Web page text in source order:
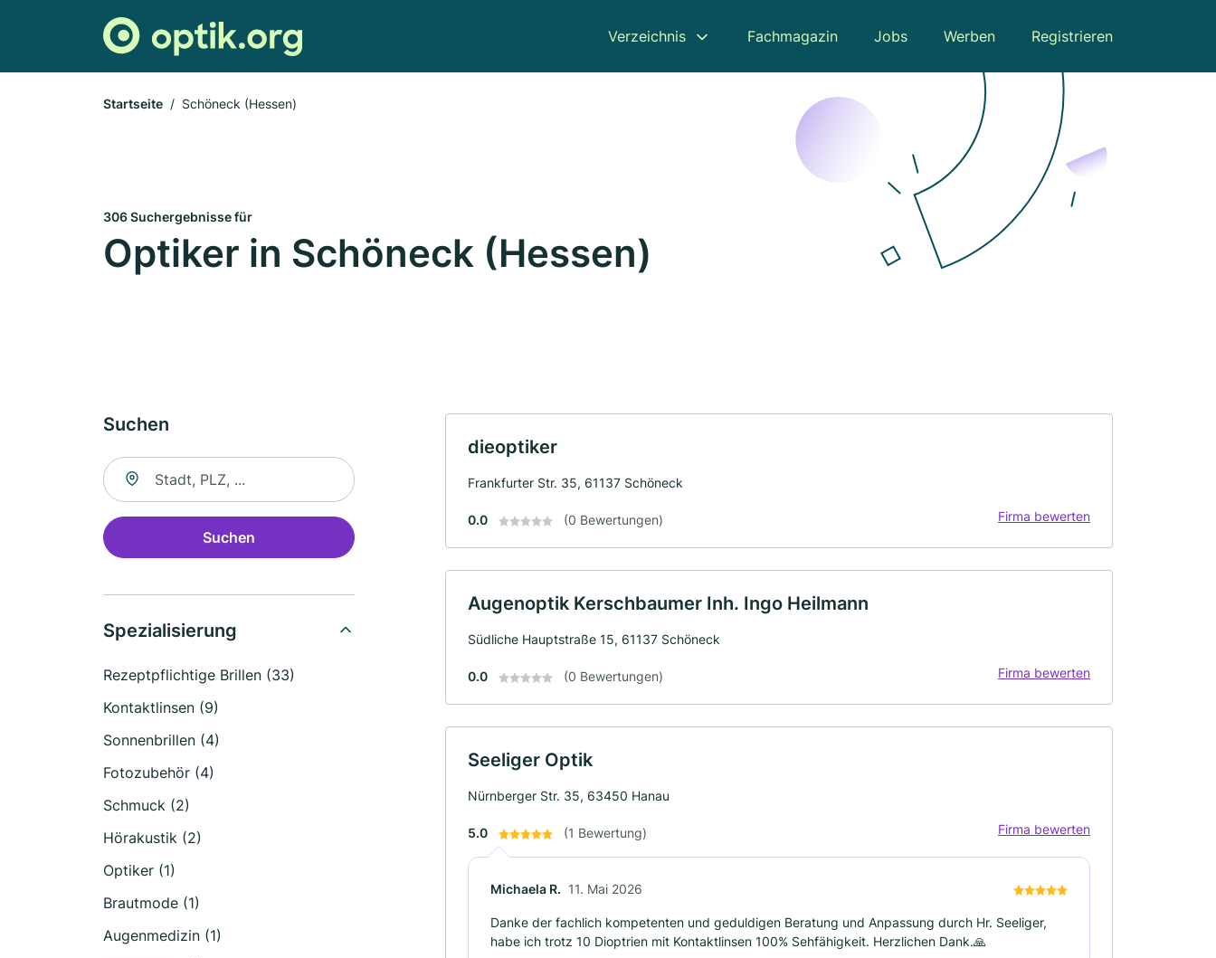
Verzeichnis Fachmagazin Jobs Werben Registrieren
Startseite Schöneck (Hessen)
306 Suchergebnisse für
Optiker in Schöneck (Hessen)
Suchen
Suche nach Ort
Suchen
Spezialisierung
Rezeptpflichtige Brillen (33)
Kontaktlinsen (9)
Sonnenbrillen (4)
Fotozubehör (4)
Schmuck (2)
Hörakustik (2)
Optiker (1)
Brautmode (1)
Augenmedizin (1)
dieoptiker
Frankfurter Str. 35, 61137 Schöneck
0.0 (0 Bewertungen) Firma bewerten
Augenoptik Kerschbaumer Inh. Ingo Heilmann
Südliche Hauptstraße 15, 61137 Schöneck
0.0 (0 Bewertungen) Firma bewerten
Seeliger Optik
Nürnberger Str. 35, 63450 Hanau
5.0 (1 Bewertung) Firma bewerten
Michaela R. 11. Mai 2026
Danke der fachlich kompetenten und geduldigen Beratung und Anpassung durch Hr. Seeliger,
habe ich trotz 10 Dioptrien mit Kontaktlinsen 100% Sehfähigkeit. Herzlichen Dank.🙏